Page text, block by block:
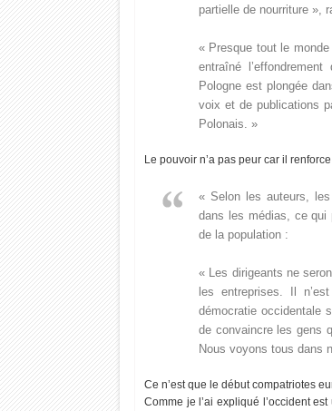
partielle de nourriture »,
« Presque tout le
entraîné
Pologne est plongée
voix et de publications
Polonais. »
Le pouvoir n’a pas peur car il
« Selon les auteurs,
dans les médias, ce qui
de la population :
« Les dirigeants ne
les entreprises. Il
démocratie occidentale
de convaincre les gens
Nous voyons tous dans
Ce n’est que le début compatriotes
Comme je l’ai expliqué l’occident
Maroc : Feuille de route royale – Combattre
le stress hydrique
20
Oct
2022
"νσυѕ ηє
мêмє"
14
Oct